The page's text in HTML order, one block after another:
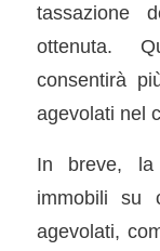
tassazione
ottenuta.
consentirà
agevolati nel
In breve,
immobili su
agevolati,